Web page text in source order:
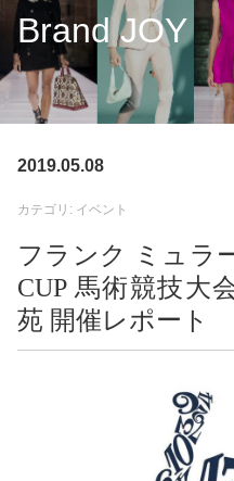
Brand JOY
2019.05.08
カテゴリ: イベント
フランク ミュラ
CUP 馬術競技大
苑 開催レポート